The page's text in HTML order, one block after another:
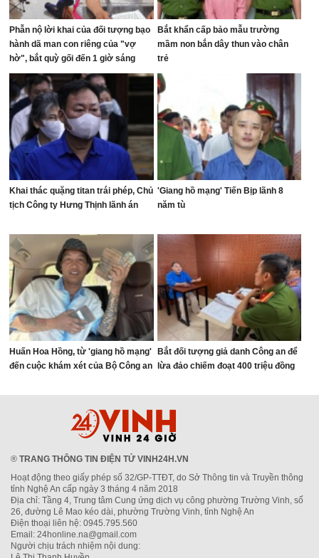
Phẫn nộ lời khai của đối tượng bạo
hành dã man con riêng của "vợ
hờ", bắt quỳ gối đến 1 giờ sáng
Bắt khẩn cấp bảo mẫu trường
mầm non bắn dây thun vào chân
trẻ
Khai thác quặng titan trái phép, Chủ
tịch Công ty Hưng Thịnh lãnh án
'Giang hồ mạng' Tiến Bịp lãnh 8
năm tù
Huấn Hoa Hồng, từ 'giang hồ mạng'
đến cuộc khám xét của Bộ Công an
Bắt đối tượng giả danh Công an để
lừa đảo chiếm đoạt 400 triệu đồng
® TRANG THÔNG TIN ĐIỆN TỬ VINH24H.VN
Hoạt động theo giấy phép số 32/GP-TTĐT, do Sở Thông tin và Truyền thông
tỉnh Nghệ An cấp ngày 3 tháng 4 năm 2018
Địa chỉ: Tầng 4, Trung tâm Cung ứng dịch vụ công phường Trường Vinh, số
26, đường Lê Mao kéo dài, phường Trường Vinh, tỉnh Nghệ An
Điện thoại liên hệ: 0945.795.560
Email: 24honline.na@gmail.com
Người chịu trách nhiệm nội dung: